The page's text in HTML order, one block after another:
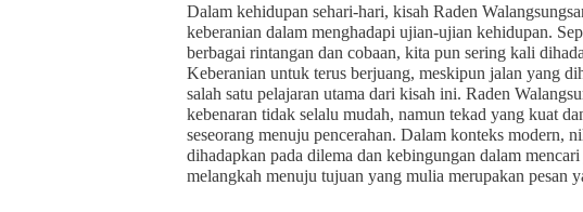
Dalam kehidupan sehari-hari, kisah Raden
keberanian dalam menghadapi ujian-ujian kehidupan.
berbagai rintangan dan cobaan, kita pun sering kali
Keberanian untuk terus berjuang, meskipun jalan yang
salah satu pelajaran utama dari kisah ini. Raden
kebenaran tidak selalu mudah, namun tekad yang kuat
seseorang menuju pencerahan. Dalam konteks modern,
dihadapkan pada dilema dan kebingungan dalam
melangkah menuju tujuan yang mulia merupakan pesan